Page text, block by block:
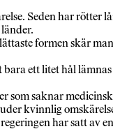
Seden har rötter
formen skär
ett litet hål
som saknar
kvinnlig
har satt av